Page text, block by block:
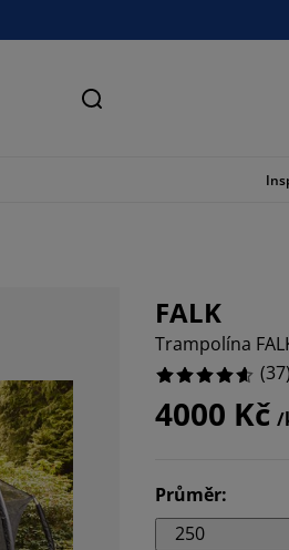
Hledat
FALK
Trampolína
(37)
4000 Kč /
Průměr:
250
72.97297297297297%
21.62162162162162%
2.7027027027027026%